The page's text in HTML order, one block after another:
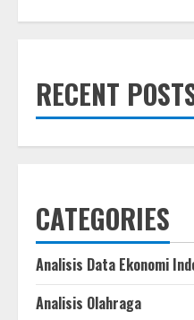
Pengamat
Sebut
Sejak
RECENT
CATEGORIES
Analisis Data Ekonomi
Analisis Olahraga